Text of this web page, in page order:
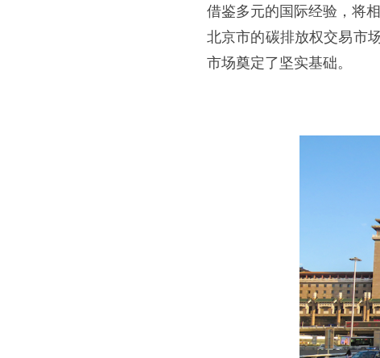
借鉴多元的国际经验，将
北京市的碳排放权交易市
市场奠定了坚实基础。